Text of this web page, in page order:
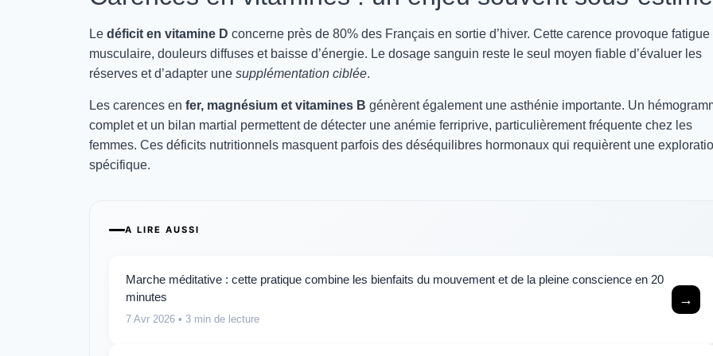
Le déficit en vitamine D concerne près de 80% des Français en sortie d’hiver. Cette carence provoque fatigue
musculaire, douleurs diffuses et baisse d’énergie. Le dosage sanguin reste le seul moyen fiable d’évaluer les
réserves et d’adapter une supplémentation ciblée.
Les carences en fer, magnésium et vitamines B génèrent également une asthénie importante. Un
complet et un bilan martial permettent de détecter une anémie ferriprive, particulièrement fréquente chez les
femmes. Ces déficits nutritionnels masquent parfois des déséquilibres hormonaux qui requièrent une
spécifique.
A LIRE AUSSI
Marche méditative : cette pratique combine les bienfaits du mouvement et de la pleine conscience en 20
minutes
7 Avr 2026 • 3 min de lecture
→